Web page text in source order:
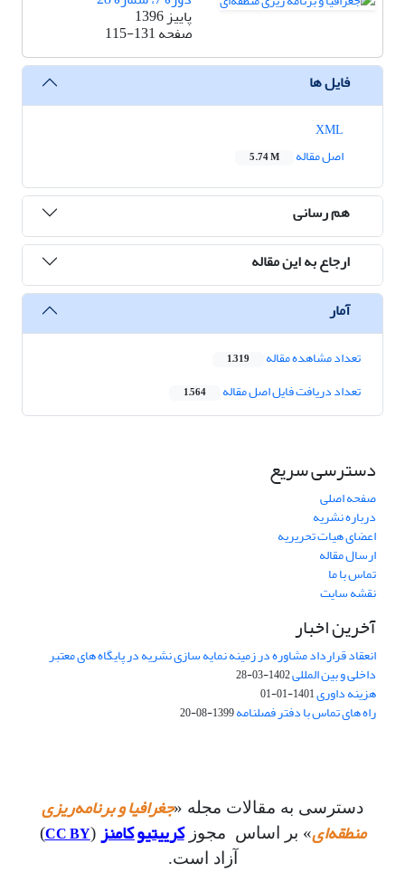
پاییز 1396
صفحه115-131
فایل ها
اصل مقاله
5.74 M
هم رسانی
ارجاع به این مقاله
آمار
تعداد مشاهده مقاله 1,319
تعداد دریافت فایل اصل مقاله 1,564
دسترسی سریع
صفحه اصلی
درباره نشریه
اعضای هیات تحریریه
ارسال مقاله
تماس با ما
نقشه سایت
آخرین اخبار
انعقاد قرارداد مشاوره در زمینه نمایه سازی نشریه در پایگاه های معتبر
داخلی و بین المللی1402-03-28
هزینه داوری1401-01-01
راه های تماس با دفتر فصلنامه1399-08-20
دسترسی به مقالات مجله «جغرافیا و برنامه‌ریزی
منطقه‌ای» بر اساس مجوزکرییتیو کامنز (
CC BY
)
آزاد است.